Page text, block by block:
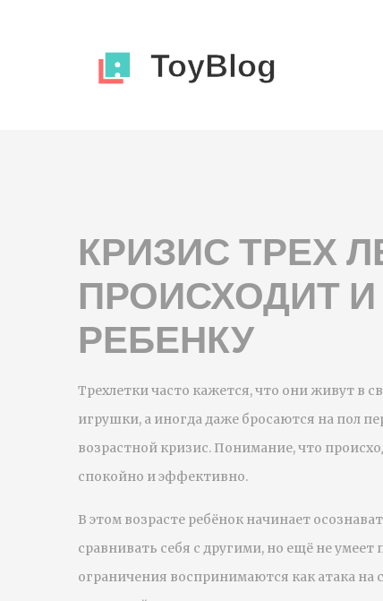
КРИЗИС ТРЕХ
ПРОИСХОДИТ
РЕБЕНКУ
Трехлетки часто кажется, что они живут
игрушки, а иногда даже бросаются на пол
возрастной кризис. Понимание, что
спокойно и эффективно.
В этом возрасте ребёнок начинает
сравнивать себя с другими, но ещё не
ограничения воспринимаются как атака на